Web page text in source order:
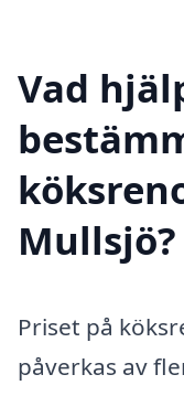
Vad
Mullsjö?
Priset på
påverkas av